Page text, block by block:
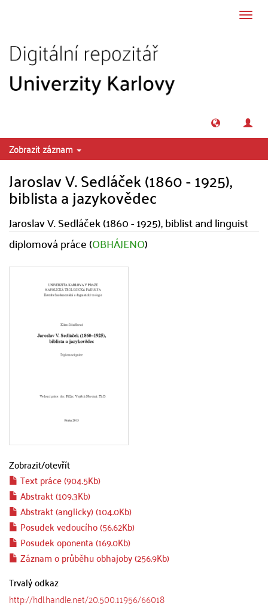
Zobrazit záznam
Jaroslav V. Sedláček (1860 - 1925),
biblista a jazykovědec
Jaroslav V. Sedláček (1860 - 1925), biblist and linguist
diplomová práce (OBHÁJENO)
Zobrazit/otevřít
Text práce (904.5Kb)
Abstrakt (109.3Kb)
Abstrakt (anglicky) (104.0Kb)
Posudek vedoucího (56.62Kb)
Posudek oponenta (169.0Kb)
Záznam o průběhu obhajoby (256.9Kb)
Trvalý odkaz
http://hdl.handle.net/20.500.11956/66018